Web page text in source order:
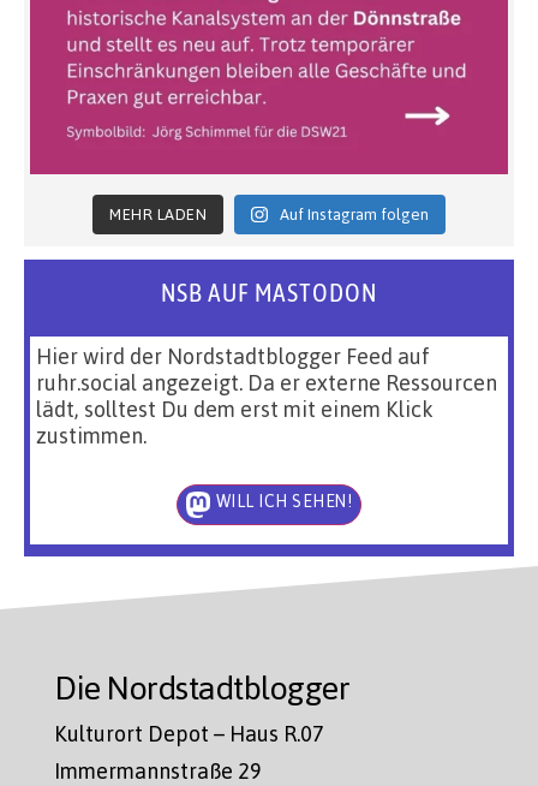
MEHR LADEN Auf Instagram folgen
NSB AUF MASTODON
Hier wird der Nordstadtblogger Feed auf
ruhr.social angezeigt. Da er externe Ressourcen
lädt, solltest Du dem erst mit einem Klick
zustimmen.
WILL ICH SEHEN!
Die Nordstadtblogger
Kulturort Depot – Haus R.07
Immermannstraße 29